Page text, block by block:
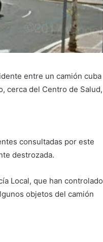
entre un camión cuba
cerca del Centro de Salud,
consultadas por este
destrozada.
Local, que han controlado
objetos del camión